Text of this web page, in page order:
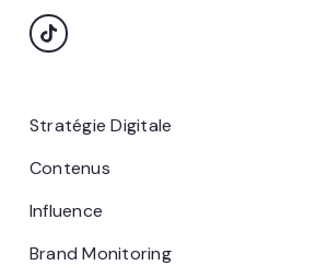
Stratégie Digitale
Contenus
Influence
Brand Monitoring